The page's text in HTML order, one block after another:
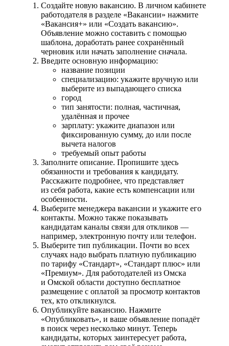
Создайте новую вакансию. В личном кабинете
работодателя в разделе «Вакансии» нажмите
«Вакансия+» или «Создать вакансию».
Объявление можно составить с помощью
шаблона, доработать ранее сохранённый
черновик или начать заполнение сначала.
Введите основную информацию:
название позиции
специализацию: укажите вручную или
выберите из выпадающего списка
город
тип занятости: полная, частичная,
удалённая и прочее
зарплату: укажите диапазон или
фиксированную сумму, до или после
вычета налогов
требуемый опыт работы
Заполните описание. Пропишите здесь
обязанности и требования к кандидату.
Расскажите подробнее, что представляет
из себя работа, какие есть компенсации или
особенности.
Выберите менеджера вакансии и укажите его
контакты. Можно также показывать
кандидатам каналы связи для откликов —
например, электронную почту или телефон.
Выберите тип публикации. Почти во всех
случаях надо выбрать платную публикацию
по тарифу «Стандарт», «Стандарт плюс» или
«Премиум». Для работодателей из Омска
и Омской области доступно бесплатное
размещение с оплатой за просмотр контактов
тех, кто откликнулся.
Опубликуйте вакансию. Нажмите
«Опубликовать», и ваше объявление попадёт
в поиск через несколько минут. Теперь
кандидаты, которых заинтересует работа,